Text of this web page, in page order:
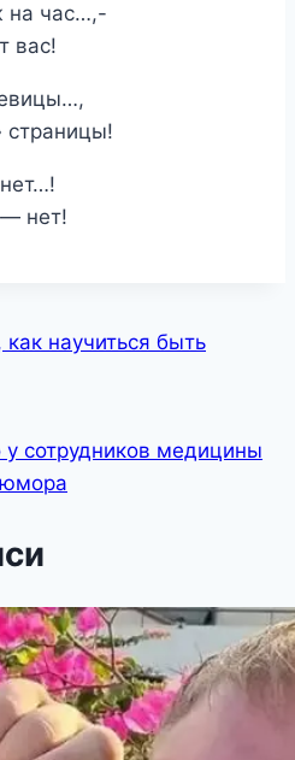
на час…,-
вас!
страницы!
нет!
научиться быть
сотрудников медицины
юмора